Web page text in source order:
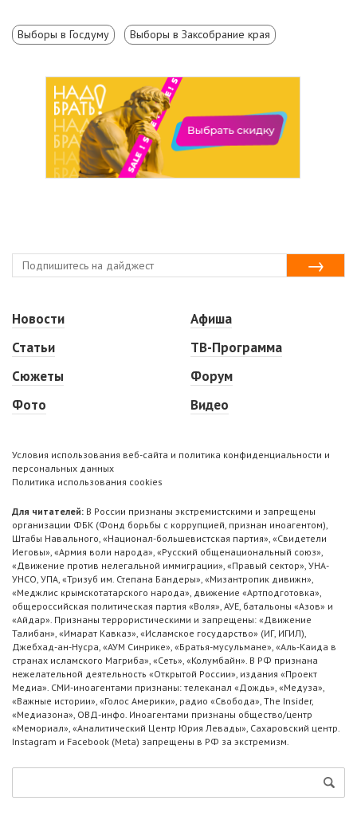
Выборы в Госдуму Выборы в Заксобрание края
Новости
Статьи
Сюжеты
Фото
Афиша
ТВ-Программа
Форум
Видео
Условия использования веб-сайта и политика конфиденциальности и
персональных данных
Политика использования cookies
Для читателей: В России признаны экстремистскими и запрещены
организации ФБК (Фонд борьбы с коррупцией, признан иноагентом),
Штабы Навального, «Национал-большевистская партия», «Свидетели
Иеговы», «Армия воли народа», «Русский общенациональный союз»,
«Движение против нелегальной иммиграции», «Правый сектор», УНА-
УНСО, УПА, «Тризуб им. Степана Бандеры», «Мизантропик дивижн»,
«Меджлис крымскотатарского народа», движение «Артподготовка»,
общероссийская политическая партия «Воля», АУЕ, батальоны «Азов» и
«Айдар». Признаны террористическими и запрещены: «Движение
Талибан», «Имарат Кавказ», «Исламское государство» (ИГ, ИГИЛ),
Джебхад-ан-Нусра, «АУМ Синрике», «Братья-мусульмане», «Аль-Каида в
странах исламского Магриба», «Сеть», «Колумбайн». В РФ признана
нежелательной деятельность «Открытой России», издания «Проект
Медиа». СМИ-иноагентами признаны: телеканал «Дождь», «Медуза»,
«Важные истории», «Голос Америки», радио «Свобода», The Insider,
«Медиазона», ОВД-инфо. Иноагентами признаны общество/центр
«Мемориал», «Аналитический Центр Юрия Левады», Сахаровский центр.
Instagram и Facebook (Metа) запрещены в РФ за экстремизм.